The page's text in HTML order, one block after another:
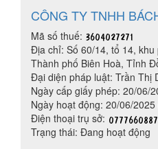
CÔNG TY TNHH
Mã số thuế:
Địa chỉ: Số 60/14, tổ 14,
Thành phố Biên Hoà, Tỉnh
Đại diện pháp luật: Trần Thị
Ngày cấp giấy phép: 20/06/
Ngày hoạt động: 20/06/2025
Điện thoại trụ sở:
Trạng thái: Đang hoạt động